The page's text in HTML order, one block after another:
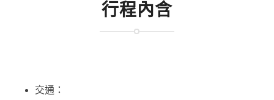
行程內含
交通：